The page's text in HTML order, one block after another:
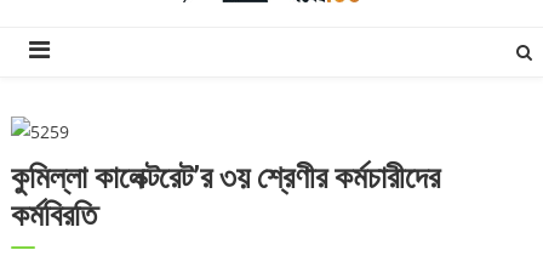
কুমিল্লা কালেক্টরেট’র ৩য় শ্রেণীর কর্মচারীদের
কর্মবিরতি